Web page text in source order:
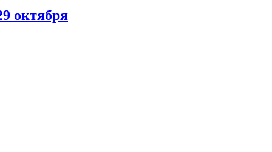
октября